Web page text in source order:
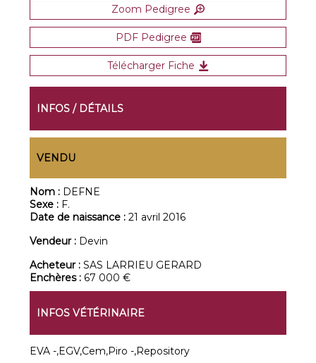
Zoom Pedigree
PDF Pedigree
Télécharger Fiche
INFOS / DÉTAILS
VENDU
Nom : DEFNE
Sexe : F.
Date de naissance :21 avril 2016
Vendeur : Devin
Acheteur :SAS LARRIEU GERARD
Enchères : 67 000 €
INFOS VÉTÉRINAIRE
EVA -,EGV,Cem,Piro -,Repository